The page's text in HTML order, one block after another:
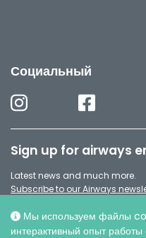
Мы используем файлы
интерактивный опыт
Социальный
Sign up for airways
Latest news and much more.
Subscribe to our Airways